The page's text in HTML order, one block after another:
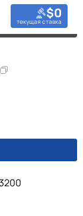
$0
текущая ставка